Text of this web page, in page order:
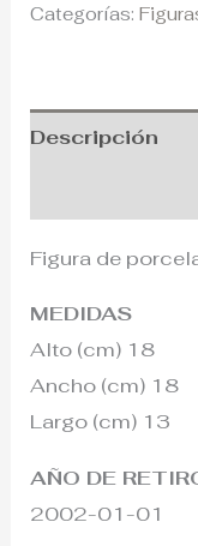
Categorías:
Descripción
Figura de
MEDIDAS
Alto (cm) 18
Ancho (cm) 18
Largo (cm) 13
AÑO DE
2002-01-01